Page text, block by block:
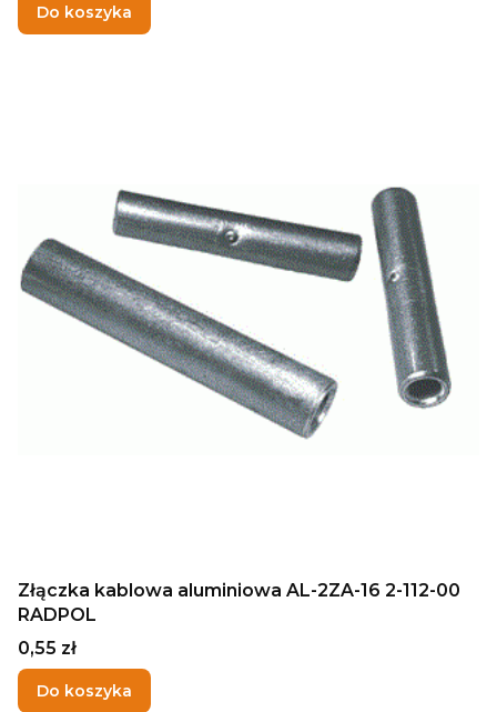
Do koszyka
Złączka kablowa aluminiowa AL-2ZA-16 2-112-00
RADPOL
Cena
0,55 zł
Do koszyka